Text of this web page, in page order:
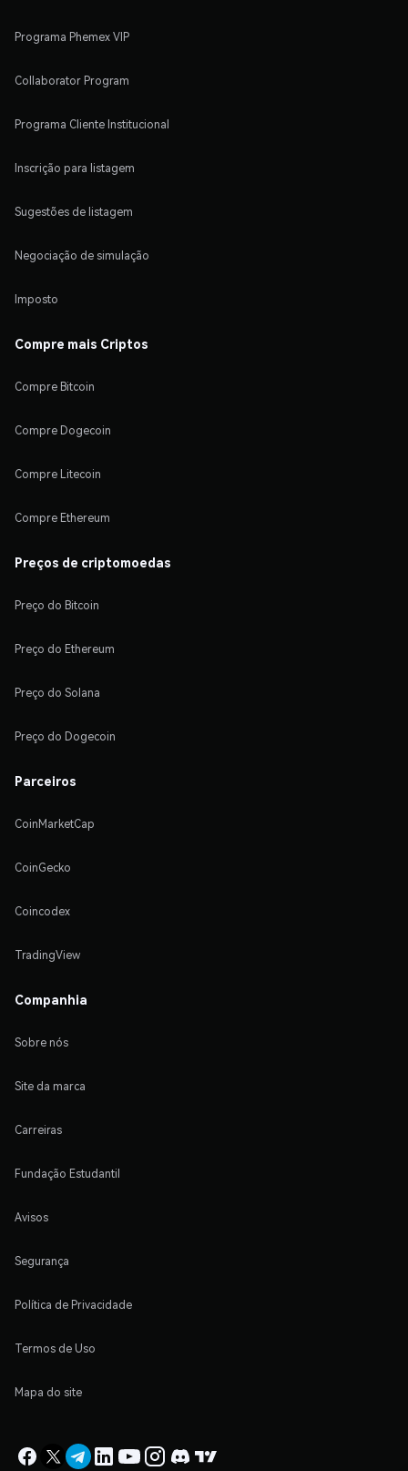
Programa Phemex VIP
Collaborator Program
Programa Cliente Institucional
Inscrição para listagem
Sugestões de listagem
Negociação de simulação
Imposto
Compre mais Criptos
Compre Bitcoin
Compre Dogecoin
Compre Litecoin
Compre Ethereum
Preços de criptomoedas
Preço do Bitcoin
Preço do Ethereum
Preço do Solana
Preço do Dogecoin
Parceiros
CoinMarketCap
CoinGecko
Coincodex
TradingView
Companhia
Sobre nós
Site da marca
Carreiras
Fundação Estudantil
Avisos
Segurança
Política de Privacidade
Termos de Uso
Mapa do site